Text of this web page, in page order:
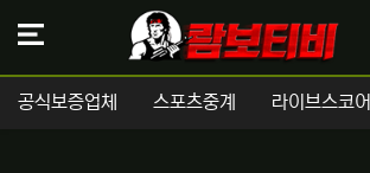
공식보증업체 스포츠중계 라이브스코어